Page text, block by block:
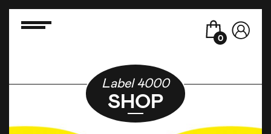
0
Label 4000
SHOP